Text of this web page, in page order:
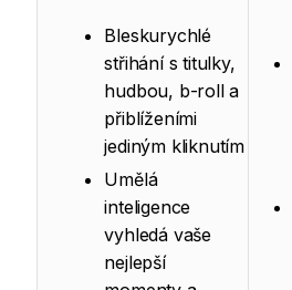
Bleskurychlé
střihání s titulky,
hudbou, b-roll a
přiblíženími
jediným kliknutím
Umělá
inteligence
vyhledá vaše
nejlepší